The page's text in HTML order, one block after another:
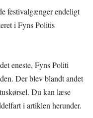
festivalgænger endeligt
i Fyns Politis
eneste, Fyns Politi
Der blev blandt andet
Du kan læse
i artiklen herunder.